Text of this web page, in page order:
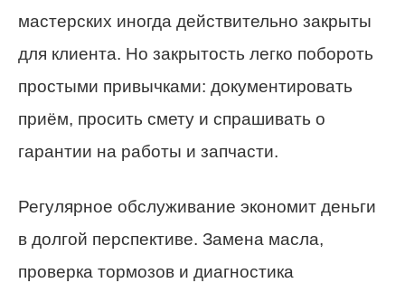
мастерских иногда действительно закрыты
для клиента. Но закрытость легко побороть
простыми привычками: документировать
приём, просить смету и спрашивать о
гарантии на работы и запчасти.
Регулярное обслуживание экономит деньги
в долгой перспективе. Замена масла,
проверка тормозов и диагностика